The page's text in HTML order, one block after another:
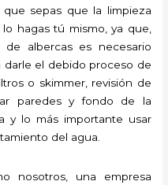
sepas que la limpieza
hagas tú mismo, ya que,
albercas es necesario
darle el debido proceso de
o skimmer, revisión de
paredes y fondo de la
y lo más importante usar
del agua.
nosotros, una empresa